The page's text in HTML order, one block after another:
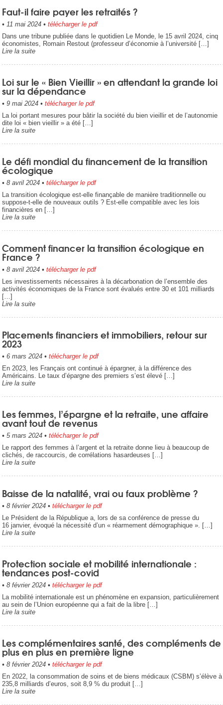
Faut-il faire payer les retraités ?
• 11 mai 2024• télécharger le pdf
Dans une tribune publiée dans le quotidien Le Monde, le 15 avril 2024, cinq
économistes, Romain Restout (professeur d’économie à l’université […]
Lire la suite
Loi sur le « Bien Vieillir » en attendant la grande loi
sur la dépendance
• 9 mai 2024• télécharger le pdf
La loi portant mesures pour bâtir la société du bien vieillir et de l’autonomie
dite loi « bien vieillir » a été […]
Lire la suite
Le défi mondial du financement de la transition
écologique
• 8 avril 2024• télécharger le pdf
La transition écologique est-elle finançable de manière traditionnelle ou
suppose-t-elle de nouveaux outils ? Est-elle compatible avec les lois
financières en […]
Lire la suite
Comment financer la transition écologique en
France ?
• 8 avril 2024• télécharger le pdf
Les investissements nécessaires à la décarbonation de l’ensemble des
activités économiques de la France sont évalués entre 30 et 101 milliards
[…]
Lire la suite
Placements financiers et immobiliers, retour sur
2023
• 6 mars 2024• télécharger le pdf
En 2023, les Français ont continué à épargner, à la différence des
Américains. Le taux d’épargne des premiers s’est élevé […]
Lire la suite
Les femmes, l’épargne et la retraite, une affaire
avant tout de revenus
• 5 mars 2024• télécharger le pdf
Le rapport des femmes à l’argent et la retraite donne lieu à beaucoup de
clichés, de raccourcis, de corrélations hasardeuses […]
Lire la suite
Baisse de la natalité, vrai ou faux problème ?
• 8 février 2024• télécharger le pdf
Le Président de la République a, lors de sa conférence de presse du
16 janvier, évoqué la nécessité d’un « réarmement démographique ». […]
Lire la suite
Protection sociale et mobilité internationale :
tendances post-covid
• 8 février 2024• télécharger le pdf
La mobilité internationale est un phénomène en expansion, particulièrement
au sein de l’Union européenne qui a fait de la libre […]
Lire la suite
Les complémentaires santé, des compléments de
plus en plus en première ligne
• 8 février 2024• télécharger le pdf
En 2022, la consommation de soins et de biens médicaux (CSBM) s’élève à
235,8 milliards d’euros, soit 8,9 % du produit […]
Lire la suite